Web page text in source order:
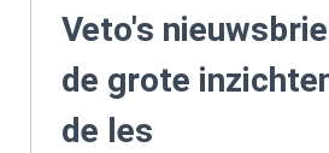
Veto's
de grote
de les